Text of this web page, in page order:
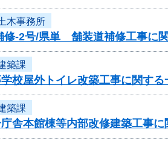
木事務所
修-2号/県単 舗装道補修工事に
築課
学校屋外トイレ改築工事に関す
築課
庁舎本館棟等内部改修建築工事